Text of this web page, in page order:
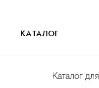
КАТАЛОГ
Каталог